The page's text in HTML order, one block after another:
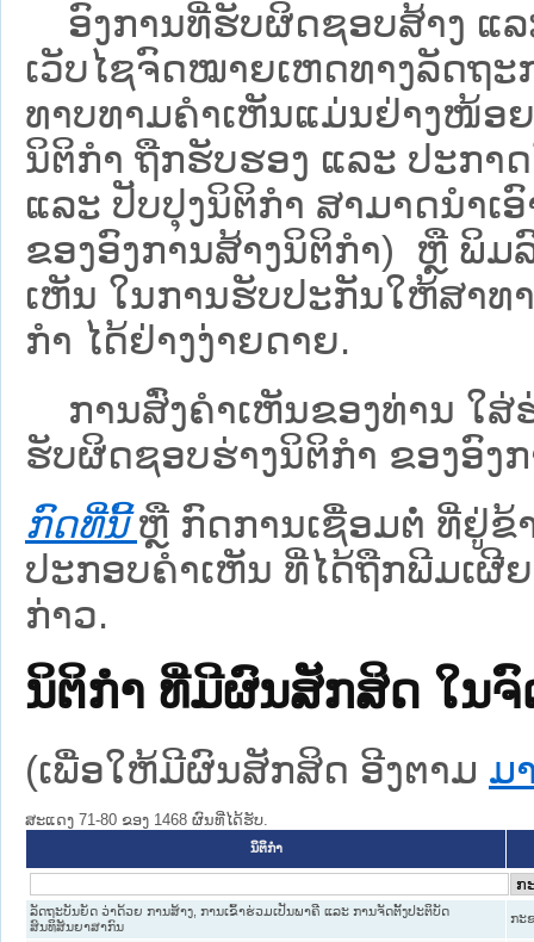
ອົງການທີ່ຮັບຜິດຊອບສ້າງ ແລ
ເວັບ​ໄຊຈົດໝາຍເຫດທາງລັດຖະ
ທາບທາມຄໍາເຫັນແມ່ນຢ່າງໜ້ອ
ນິຕິກໍາ ຖືກຮັບຮອງ ແລະ ປະກາ
ແລະ ປັບປຸງນິຕິກໍາ ສາມາດນຳເ
ຂອງອົງການສ້າງນິຕິກຳ) ຫຼື ພິມ
ເຫັນ ໃນການຮັບປະກັນໃຫ້ສາທ
ກຳ ໄດ້ຢ່າງງ່າຍດາຍ.
ການສົ່ງຄໍາເຫັນຂອງທ່ານ ໃສ່
ຮັບຜິດຊອບຮ່າງນິຕິກຳ ຂອງອົງ
ກົດທີ່ນີ້ ຫຼື ກົດການເຊື່ອມຕໍ່ ທີ່ຢູ່ຂ້
ປະກອບຄຳເຫັນ ທີ່ໄດ້ຖືກພີມເຜີ
ກ່າວ.
ນິຕິກໍາ ທີ່ມີຜົນສັກສິດ ໃນ
(ເພື່ອໃຫ້ມີຜົນສັກສິດ ອີງຕາມ ມ
ສະແດງ 71-80 ຂອງ 1468 ຜົນທີ່ໄດ້ຮັບ.
ນິຕິກໍາ
ລັດຖະບັນຍັດ ວ່າດ້ວຍ ການສ້າງ, ການເຂົ້າຮ່ວມເປັນພາຄີ ແລະ ການຈັດຕັ້ງປະຕິບັດ
ສົນທິສັນຍາສາກົນ
ກະ